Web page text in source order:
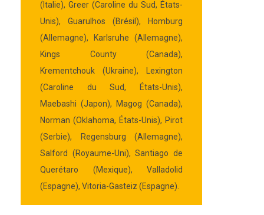
(Italie), Greer (Caroline du Sud, États-
Unis), Guarulhos (Brésil), Homburg
(Allemagne), Karlsruhe (Allemagne),
Kings County (Canada),
Krementchouk (Ukraine), Lexington
(Caroline du Sud, États-Unis),
Maebashi (Japon), Magog (Canada),
Norman (Oklahoma, États-Unis), Pirot
(Serbie), Regensburg (Allemagne),
Salford (Royaume-Uni), Santiago de
Querétaro (Mexique), Valladolid
(Espagne), Vitoria-Gasteiz (Espagne).